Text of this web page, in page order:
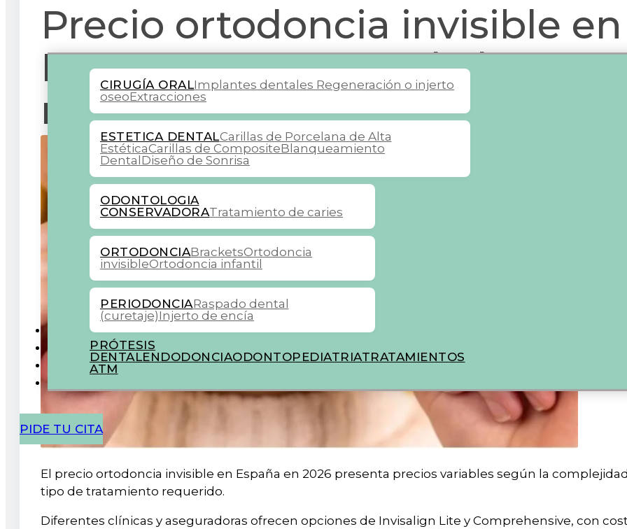
CIRUGÍA ORALImplantes dentales Regeneración o injerto
oseoExtracciones
ESTETICA DENTALCarillas de Porcelana de Alta
EstéticaCarillas de CompositeBlanqueamiento
Dental Diseño de Sonrisa
ODONTOLOGIA
CONSERVADORATratamiento de caries
ORTODONCIABracketsOrtodoncia
invisibleOrtodoncia infantil
PERIODONCIARaspado dental
(curetaje)Injerto de encía
PRÓTESIS
DENTALENDODONCIAODONTOPEDIATRIATRATAMIENTOS
ATM
COLABORADORES
PIDE TU CITA
Precio ortodoncia invisible en
España en 2026: todo lo que
necesitas saber
El precio ortodoncia invisible en España en 2026 presenta precios variables según la
tipo de tratamiento requerido.
Diferentes clínicas y aseguradoras ofrecen opciones de Invisalign Lite y Comprehensive, con